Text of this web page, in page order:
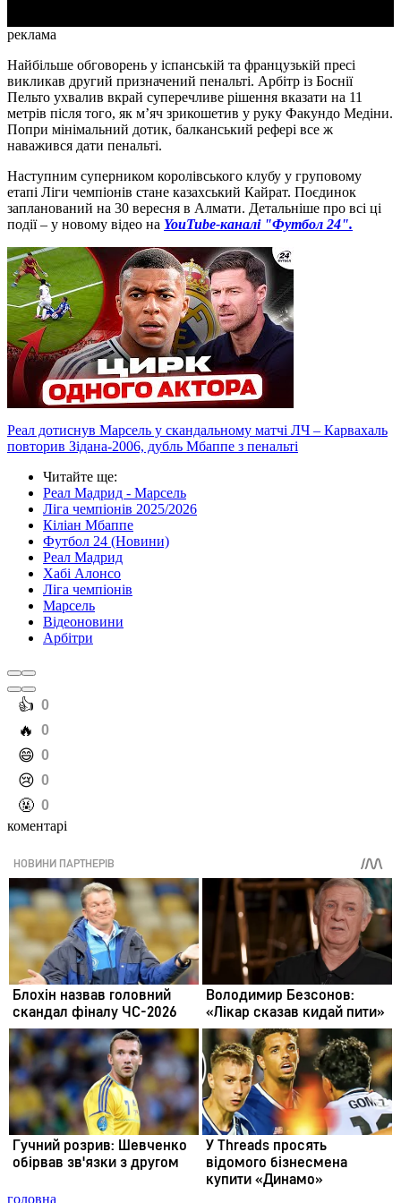
реклама
Найбільше обговорень у іспанській та французькій пресі
викликав другий призначений пенальті. Арбітр із Боснії
Пельто ухвалив вкрай суперечливе рішення вказати на 11
метрів після того, як м’яч зрикошетив у руку Факундо Медіни.
Попри мінімальний дотик, балканський рефері все ж
наважився дати пенальті.
Наступним суперником королівського клубу у груповому
етапі Ліги чемпіонів стане казахський Кайрат. Поєдинок
запланований на 30 вересня в Алмати. Детальніше про всі ці
події – у новому відео на YouTube-каналі "Футбол 24".
Реал дотиснув Марсель у скандальному матчі ЛЧ – Карвахаль
повторив Зідана-2006, дубль Мбаппе з пенальті
Читайте ще:
Реал Мадрид - Марсель
Ліга чемпіонів 2025/2026
Кіліан Мбаппе
Футбол 24 (Новини)
Реал Мадрид
Хабі Алонсо
Ліга чемпіонів
Марсель
Відеоновини
Арбітри
️👍 0
️🔥 0
️😄 0
️😢 0
️🤬 0
коментарі
головна